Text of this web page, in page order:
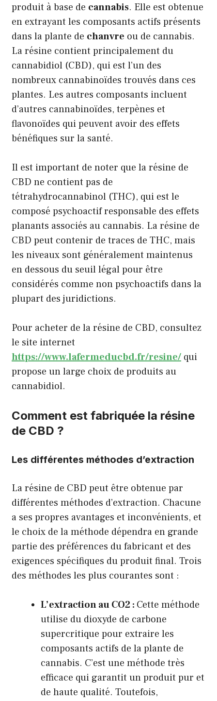
produit à base de cannabis. Elle est obtenue
en extrayant les composants actifs présents
dans la plante de chanvre ou de cannabis.
La résine contient principalement du
cannabidiol (CBD), qui est l’un des
nombreux cannabinoïdes trouvés dans ces
plantes. Les autres composants incluent
d’autres cannabinoïdes, terpènes et
flavonoïdes qui peuvent avoir des effets
bénéfiques sur la santé.
Il est important de noter que la résine de
CBD ne contient pas de
tétrahydrocannabinol (THC), qui est le
composé psychoactif responsable des effets
planants associés au cannabis. La résine de
CBD peut contenir de traces de THC, mais
les niveaux sont généralement maintenus
en dessous du seuil légal pour être
considérés comme non psychoactifs dans la
plupart des juridictions.
Pour acheter de la résine de CBD, consultez
le site internet
https://www.lafermeducbd.fr/resine/ qui
propose un large choix de produits au
cannabidiol.
Comment est fabriquée la résine
de CBD ?
Les différentes méthodes d’extraction
La résine de CBD peut être obtenue par
différentes méthodes d’extraction. Chacune
a ses propres avantages et inconvénients, et
le choix de la méthode dépendra en grande
partie des préférences du fabricant et des
exigences spécifiques du produit final. Trois
des méthodes les plus courantes sont :
L’extraction au CO2 : Cette méthode
utilise du dioxyde de carbone
supercritique pour extraire les
composants actifs de la plante de
cannabis. C’est une méthode très
efficace qui garantit un produit pur et
de haute qualité. Toutefois,